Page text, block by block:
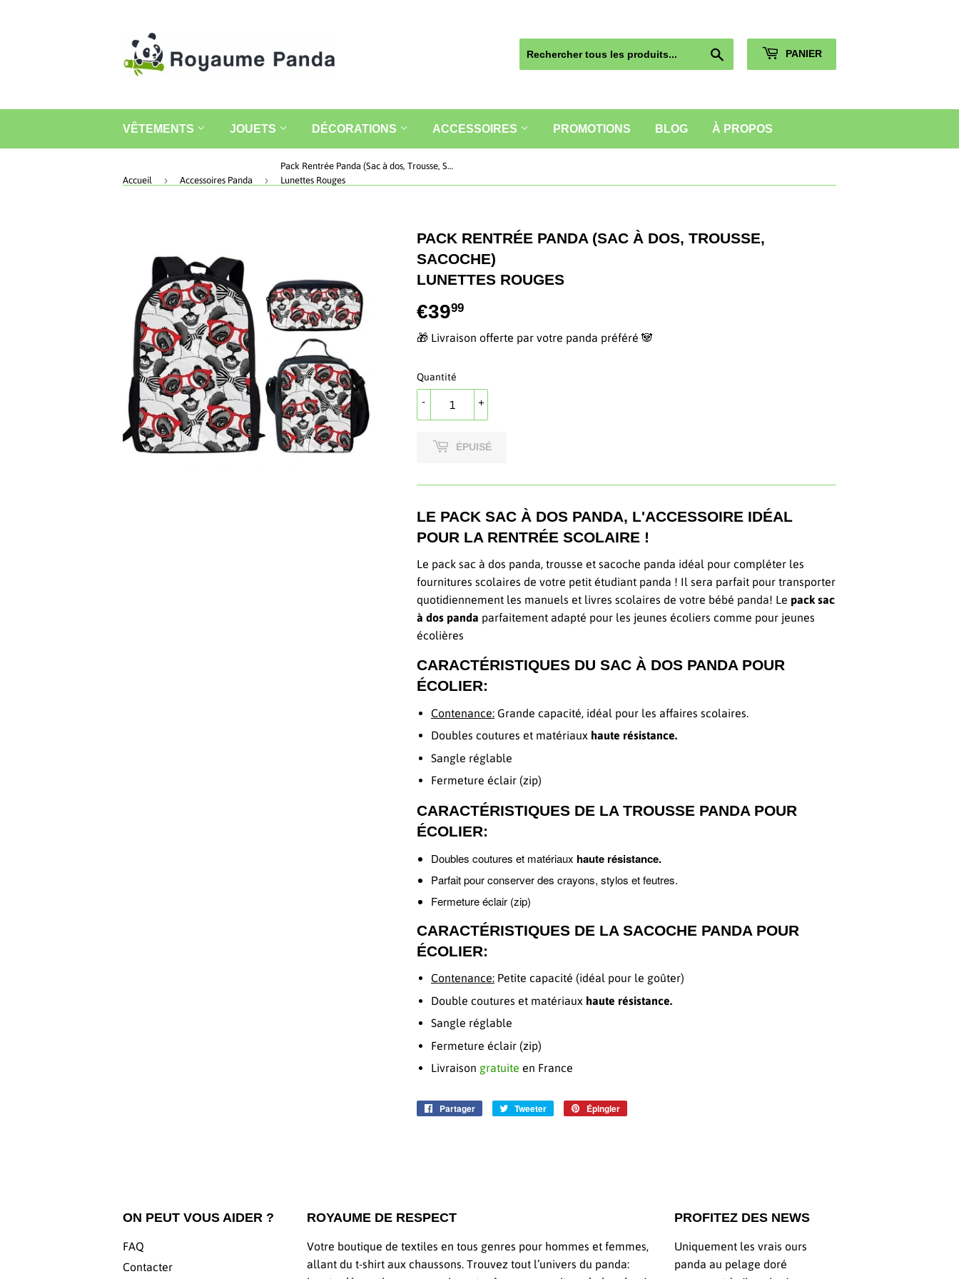
Chercher PANIER
VÊTEMENTS JOUETS DÉCORATIONS ACCESSOIRES PROMOTIONS BLOG À PROPOS
Accueil › Accessoires Panda ›
Pack Rentrée Panda (Sac à dos, Trousse, Sacoche)
Lunettes Rouges
PACK RENTRÉE PANDA (SAC À DOS, TROUSSE,
SACOCHE)
LUNETTES ROUGES
€3999
🎁 Livraison offerte par votre panda préféré 🐼
Quantité
+
-
ÉPUISÉ
LE PACK SAC À DOS PANDA, L'ACCESSOIRE IDÉAL
POUR LA RENTRÉE SCOLAIRE !
Le pack sac à dos panda, trousse et sacoche panda idéal pour compléter les
fournitures scolaires de votre petit étudiant panda ! Il sera parfait pour transporter
quotidiennement les manuels et livres scolaires de votre bébé panda! Le pack sac
à dos panda parfaitement adapté pour les jeunes écoliers comme pour jeunes
écolières
CARACTÉRISTIQUES DU SAC À DOS PANDA POUR
ÉCOLIER:
Contenance: Grande capacité, idéal pour les affaires scolaires.
Doubles coutures et matériaux haute résistance.
Sangle réglable
Fermeture éclair (zip)
CARACTÉRISTIQUES DE LA TROUSSE PANDA POUR
ÉCOLIER:
Doubles coutures et matériaux haute résistance.
Parfait pour conserver des crayons, stylos et feutres.
Fermeture éclair (zip)
CARACTÉRISTIQUES DE LA SACOCHE PANDA POUR
ÉCOLIER:
Contenance: Petite capacité (idéal pour le goûter)
Double coutures et matériaux haute résistance.
Sangle réglable
Fermeture éclair (zip)
Livraison gratuite en France
Partager
PartagerTweeter
Tweeter
Épingler
ON PEUT VOUS AIDER ?
FAQ
Contacter
ROYAUME DE RESPECT
Votre boutique de textiles en tous genres pour hommes et femmes,
allant du t-shirt aux chaussons. Trouvez tout l’univers du panda:
PROFITEZ DES NEWS
Uniquement les vrais ours
panda au pelage doré